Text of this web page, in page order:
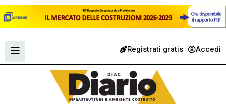
Registrati gratis Accedi